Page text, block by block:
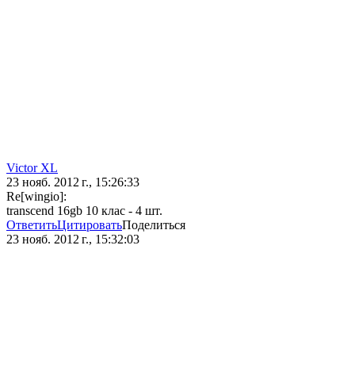
Victor XL
23 нояб. 2012 г., 15:26:33
Re[wingio]:
transcend 16gb 10 клас - 4 шт.
ОтветитьЦитироватьПоделиться
23 нояб. 2012 г., 15:32:03